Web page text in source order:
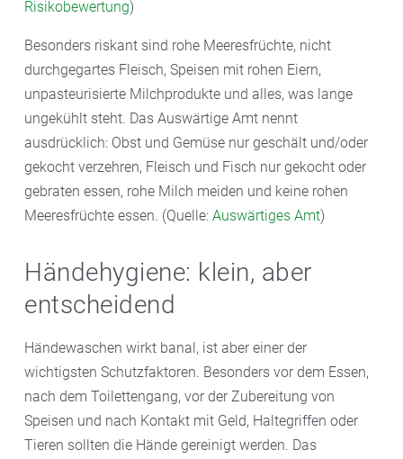
Risikobewertung)
Besonders riskant sind rohe Meeresfrüchte, nicht
durchgegartes Fleisch, Speisen mit rohen Eiern,
unpasteurisierte Milchprodukte und alles, was lange
ungekühlt steht. Das Auswärtige Amt nennt
ausdrücklich: Obst und Gemüse nur geschält und/oder
gekocht verzehren, Fleisch und Fisch nur gekocht oder
gebraten essen, rohe Milch meiden und keine rohen
Meeresfrüchte essen. (Quelle: Auswärtiges Amt)
Händehygiene: klein, aber
entscheidend
Händewaschen wirkt banal, ist aber einer der
wichtigsten Schutzfaktoren. Besonders vor dem Essen,
nach dem Toilettengang, vor der Zubereitung von
Speisen und nach Kontakt mit Geld, Haltegriffen oder
Tieren sollten die Hände gereinigt werden. Das